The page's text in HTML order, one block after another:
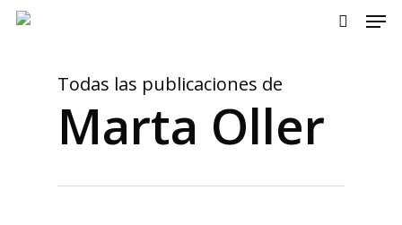
Skip
Todas las publicaciones de
Marta Oller